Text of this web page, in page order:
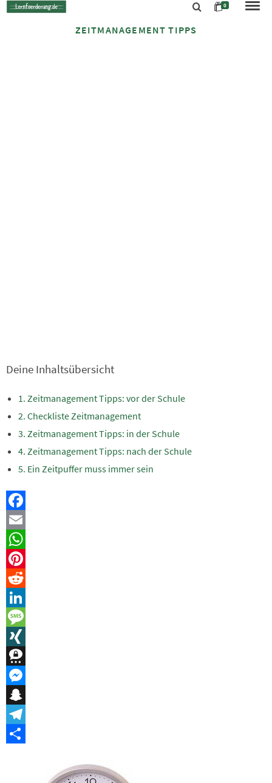
0
ZEITMANAGEMENT TIPPS
Deine Inhaltsübersicht
Zeitmanagement Tipps: vor der Schule
Checkliste Zeitmanagement
Zeitmanagement Tipps: in der Schule
Zeitmanagement Tipps: nach der Schule
Ein Zeitpuffer muss immer sein
Facebook
Email
WhatsApp
Pinterest
Reddit
LinkedIn
Message
XING
Threema
Messenger
Snapchat
Telegram